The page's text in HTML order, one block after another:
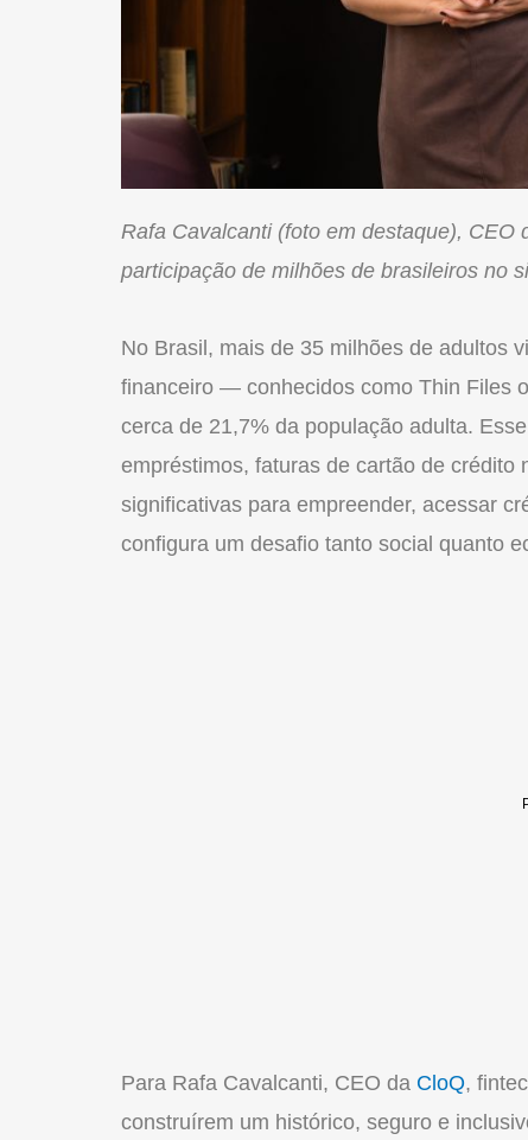
Rafa Cavalcanti (foto em destaque), CEO
participação de milhões de brasileiros no
No Brasil, mais de 35 milhões de adultos
financeiro — conhecidos como Thin Files
cerca de 21,7% da população adulta.
empréstimos, faturas de cartão de
significativas para empreender, acessar
configura um desafio tanto social quanto
Para Rafa Cavalcanti, CEO da CloQ,
construírem um histórico, seguro e